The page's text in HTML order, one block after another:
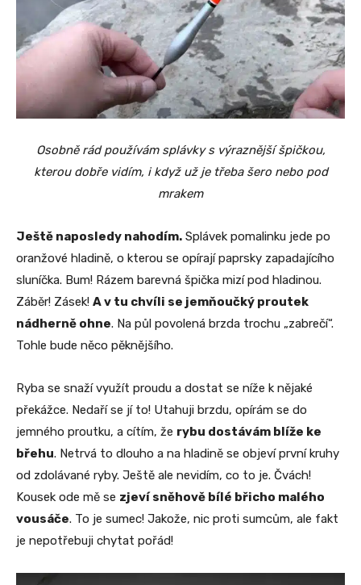
Osobně rád používám splávky s výraznější špičkou,
kterou dobře vidím, i když už je třeba šero nebo pod
mrakem
Ještě naposledy nahodím. Splávek pomalinku jede po
oranžové hladině, o kterou se opírají paprsky zapadajícího
sluníčka. Bum! Rázem barevná špička mizí pod hladinou.
Záběr! Zásek! A v tu chvíli se jemňoučký proutek
nádherně ohne. Na půl povolená brzda trochu „zabrečí“.
Tohle bude něco pěknějšího.
Ryba se snaží využít proudu a dostat se níže k nějaké
překážce. Nedaří se jí to! Utahuji brzdu, opírám se do
jemného proutku, a cítím, že rybu dostávám blíže ke
břehu. Netrvá to dlouho a na hladině se objeví první kruhy
od zdolávané ryby. Ještě ale nevidím, co to je. Čvách!
Kousek ode mě se zjeví sněhově bílé břicho malého
vousáče. To je sumec! Jakože, nic proti sumcům, ale fakt
je nepotřebuji chytat pořád!